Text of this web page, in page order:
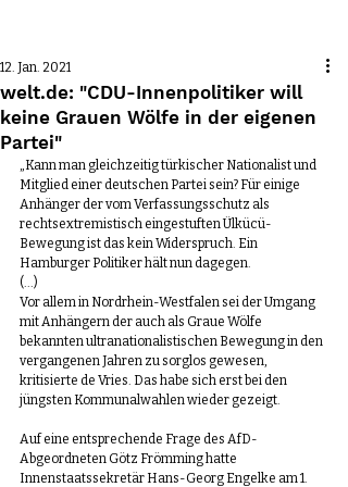
welt.de: "CDU-Innenpolitiker will
keine Grauen Wölfe in der eigenen
Partei"
12. Jan. 2021
„Kann man gleichzeitig türkischer Nationalist und
Mitglied einer deutschen Partei sein? Für einige
Anhänger der vom Verfassungsschutz als
rechtsextremistisch eingestuften Ülkücü-
Bewegung ist das kein Widerspruch. Ein
Hamburger Politiker hält nun dagegen.
(...)
Vor allem in Nordrhein-Westfalen sei der Umgang
mit Anhängern der auch als Graue Wölfe
bekannten ultranationalistischen Bewegung in den
vergangenen Jahren zu sorglos gewesen,
kritisierte de Vries. Das habe sich erst bei den
jüngsten Kommunalwahlen wieder gezeigt.
Auf eine entsprechende Frage des AfD-
Abgeordneten Götz Frömming hatte
Innenstaatssekretär Hans-Georg Engelke am 1.